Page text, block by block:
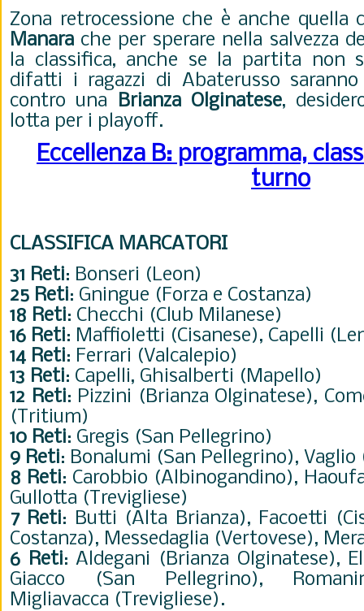
Zona retrocessione che è anche quella
Manara che per sperare nella salvezza
la classifica, anche se la partita non
difatti i ragazzi di Abaterusso
contro una Brianza Olginatese,
lotta per i playoff.
Eccellenza B: programma,
turno
CLASSIFICA MARCATORI
31 Reti: Bonseri (Leon)
25 Reti: Gningue (Forza e Costanza)
18 Reti: Checchi (Club Milanese)
16 Reti: Maffioletti (Cisanese), Capelli
14 Reti: Ferrari (Valcalepio)
13 Reti: Capelli, Ghisalberti (Mapello)
12 Reti: Pizzini (Brianza Olginatese),
(Tritium)
10 Reti: Gregis (San Pellegrino)
9 Reti: Bonalumi (San Pellegrino),
8 Reti: Carobbio (Albinogandino),
Gullotta (Trevigliese)
7 Reti: Butti (Alta Brianza), Facoetti
Costanza), Messedaglia (Vertovese),
6 Reti: Aldegani (Brianza Olginatese),
Giacco (San Pellegrino),
Migliavacca (Trevigliese).